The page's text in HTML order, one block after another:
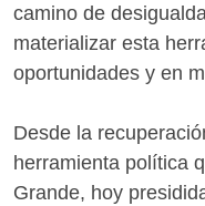
camino de
materializar esta
oportunidades y en
Desde la
herramienta política
Grande, hoy